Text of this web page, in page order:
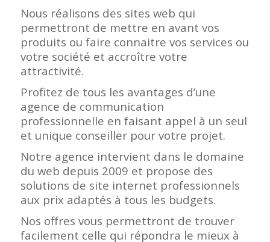
Nous réalisons des sites web qui
permettront de mettre en avant vos
produits ou faire connaitre vos services ou
votre société et accroître votre
attractivité.
Profitez de tous les avantages d’une
agence de communication
professionnelle en faisant appel à un seul
et unique conseiller pour votre projet.
Notre agence intervient dans le domaine
du web depuis 2009 et propose des
solutions de site internet professionnels
aux prix adaptés à tous les budgets.
Nos offres vous permettront de trouver
facilement celle qui répondra le mieux à